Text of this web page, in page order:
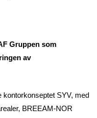
Gruppen som
av
kontorkonseptet SYV, med
BREEAM-NOR